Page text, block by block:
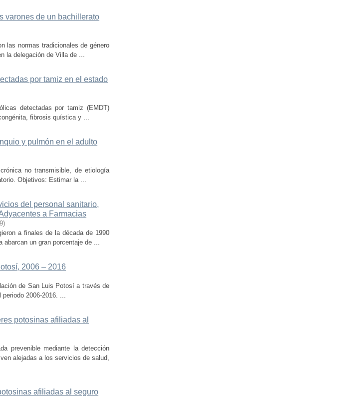
varones de un bachillerato
las normas tradicionales de género
la delegación de Villa de ...
por tamiz en el estado
detectadas por tamiz (EMDT)
fibrosis quística y ...
y pulmón en el adulto
no transmisible, de etiología
Objetivos: Estimar la ...
del personal sanitario,
a Farmacias
)
a finales de la década de 1990
abarcan un gran porcentaje de ...
2006 – 2016
de San Luis Potosí a través de
2006-2016. ...
potosinas afiliadas al
prevenible mediante la detección
alejadas a los servicios de salud,
afiliadas al seguro